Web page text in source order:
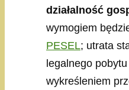
działalność
wymogiem
PESEL; utrata
legalnego
wykreśleniem